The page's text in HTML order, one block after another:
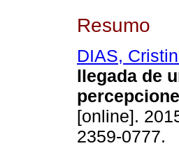
Resumo
DIAS,
llegada de
[online].
2359-0777.